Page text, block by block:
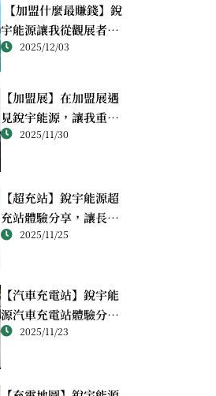
【加盟什麼最賺錢】銳
宇能源讓我從觀展者變
成創業準備者
2025/12/03
【加盟展】在加盟展遇
見銳宇能源，讓我重新
思考能源投資這件事
2025/11/30
【超充站】銳宇能源超
充站體驗分享，讓長途
電動車旅行變得輕鬆又
2025/11/25
【汽車充電站】銳宇能
源汽車充電站體驗分
享，讓我的每一段旅程
2025/11/23